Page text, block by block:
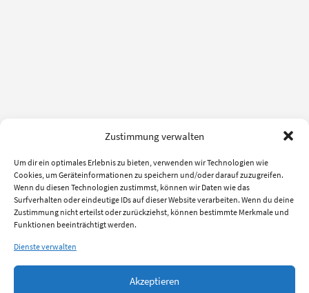
Zustimmung verwalten
Um dir ein optimales Erlebnis zu bieten, verwenden wir Technologien wie
Cookies, um Geräteinformationen zu speichern und/oder darauf zuzugreifen.
Wenn du diesen Technologien zustimmst, können wir Daten wie das
Surfverhalten oder eindeutige IDs auf dieser Website verarbeiten. Wenn du deine
Zustimmung nicht erteilst oder zurückziehst, können bestimmte Merkmale und
Funktionen beeinträchtigt werden.
Dienste verwalten
Akzeptieren